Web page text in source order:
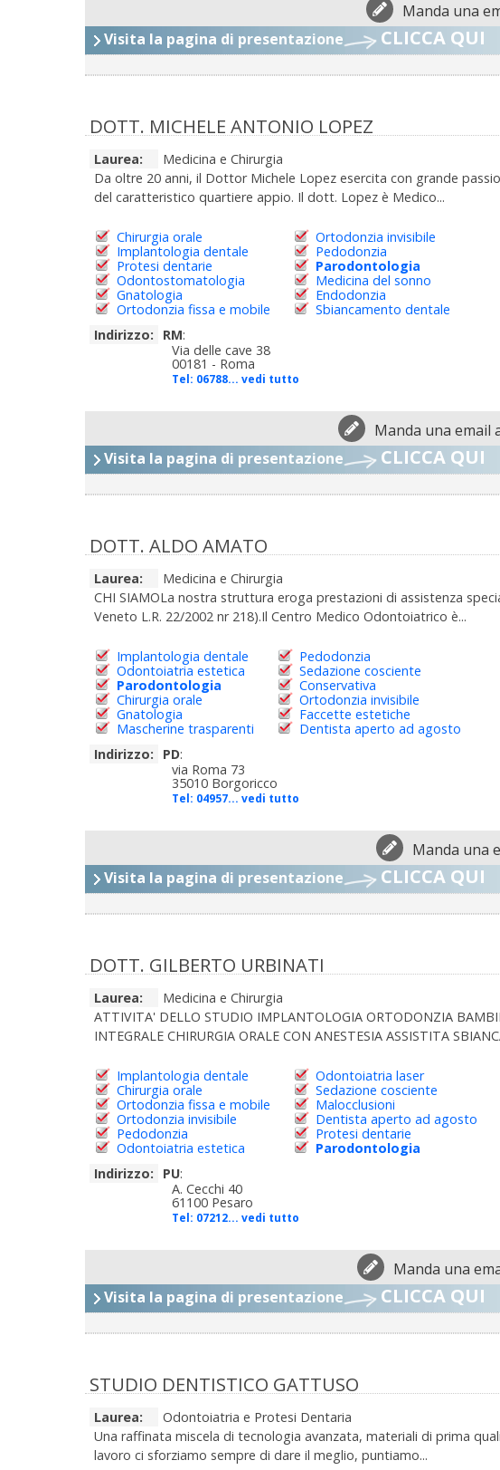
Manda una
Visita la pagina di presentazione
CLICCA QUI
DOTT. MICHELE ANTONIO LOPEZ
Laurea:
Medicina e Chirurgia
Da oltre 20 anni, il Dottor Michele Lopez esercita con grande
del caratteristico quartiere appio. Il dott. Lopez è Medico...
Chirurgia orale
Implantologia dentale
Protesi dentarie
Odontostomatologia
Gnatologia
Ortodonzia fissa e mobile
Ortodonzia invisibile
Pedodonzia
Parodontologia
Medicina del sonno
Endodonzia
Sbiancamento dentale
Indirizzo:
RM:
Via delle cave 38
00181 - Roma
Tel: 06788... vedi tutto
Manda una email
Visita la pagina di presentazione
CLICCA QUI
DOTT. ALDO AMATO
Laurea:
Medicina e Chirurgia
CHI SIAMOLa nostra struttura eroga prestazioni di assistenza
Veneto L.R. 22/2002 nr 218).Il Centro Medico Odontoiatrico è...
Implantologia dentale
Odontoiatria estetica
Parodontologia
Chirurgia orale
Gnatologia
Mascherine trasparenti
Pedodonzia
Sedazione cosciente
Conservativa
Ortodonzia invisibile
Faccette estetiche
Dentista aperto ad agosto
Indirizzo:
PD:
via Roma 73
35010 Borgoricco
Tel: 04957... vedi tutto
Manda una
Visita la pagina di presentazione
CLICCA QUI
DOTT. GILBERTO URBINATI
Laurea:
Medicina e Chirurgia
ATTIVITA' DELLO STUDIO IMPLANTOLOGIA ORTODONZIA
INTEGRALE CHIRURGIA ORALE CON ANESTESIA ASSISTITA
Implantologia dentale
Chirurgia orale
Ortodonzia fissa e mobile
Ortodonzia invisibile
Pedodonzia
Odontoiatria estetica
Odontoiatria laser
Sedazione cosciente
Malocclusioni
Dentista aperto ad agosto
Protesi dentarie
Parodontologia
Indirizzo:
PU:
A. Cecchi 40
61100 Pesaro
Tel: 07212... vedi tutto
Manda una
Visita la pagina di presentazione
CLICCA QUI
STUDIO DENTISTICO GATTUSO
Laurea:
Odontoiatria e Protesi Dentaria
Una raffinata miscela di tecnologia avanzata, materiali di prima
lavoro ci sforziamo sempre di dare il meglio, puntiamo...